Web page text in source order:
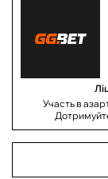
Участь в